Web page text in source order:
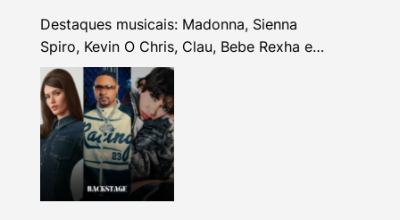
Destaques musicais: Madonna, Sienna
Spiro, Kevin O Chris, Clau, Bebe Rexha e
mais